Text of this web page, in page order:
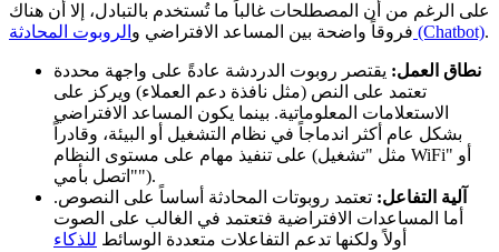
على الرغم من أن المصطلحات غالباً ما تُستخدم بالتبادل، إلا أن هناك
فروقاً واضحة بين المساعد الافتراضي و الروبوت المحادثة (Chatbot).
نطاق العمل: يقتصر روبوت الدردشة عادةً على واجهة محددة
تعتمد على النص (مثل نافذة دعم العملاء) ويركز على
الاستعلامات المعلوماتية. بينما يكون المساعد الافتراضي
بشكل عام أكثر اندماجاً في نظام التشغيل أو البيئة، وقادراً
على تنفيذ مهام على مستوى النظام (مثل "تشغيل WiFi" أو
"اتصل بأمي").
آلية التفاعل: تعتمد روبوتات المحادثة أساساً على النصوص.
أما المساعدات الافتراضية فتعتمد في الغالب على الصوت
أولاً ولكنها تدعم التفاعلات متعددة الوسائط للذكاء